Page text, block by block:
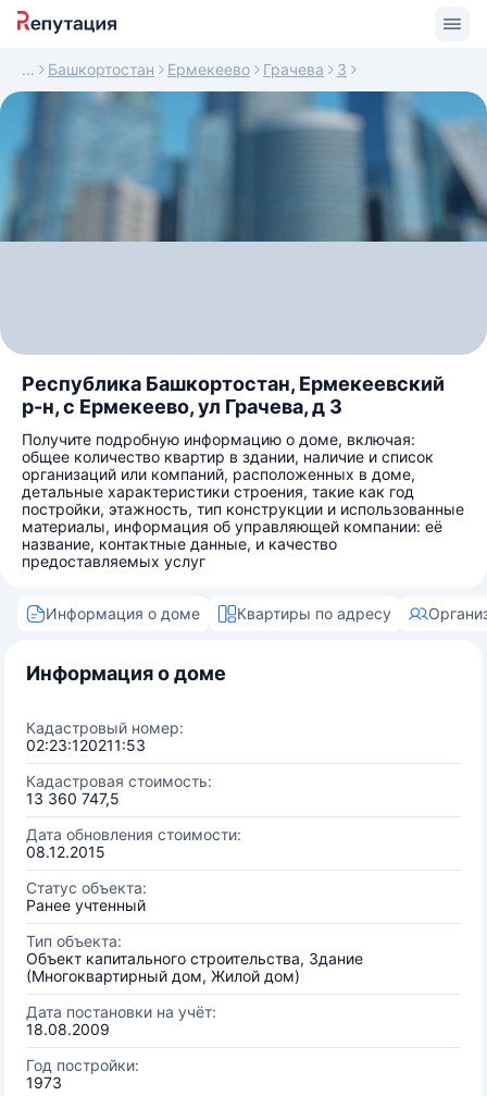
Башкортостан Ермекеево Грачева 3
Республика Башкортостан, Ермекеевский
р-н, с Ермекеево, ул Грачева, д 3
Получите подробную информацию о доме, включая:
общее количество квартир в здании, наличие и список
организаций или компаний, расположенных в доме,
детальные характеристики строения, такие как год
постройки, этажность, тип конструкции и использованные
материалы, информация об управляющей компании: её
название, контактные данные, и качество
предоставляемых услуг
Информация о доме Квартиры по адресу
Информация о доме
Кадастровый номер:
02:23:120211:53
Кадастровая стоимость:
13 360 747,5
Дата обновления стоимости:
08.12.2015
Статус объекта:
Ранее учтенный
Тип объекта:
Объект капитального строительства, Здание
(Многоквартирный дом, Жилой дом)
Дата постановки на учёт:
18.08.2009
Год постройки:
1973